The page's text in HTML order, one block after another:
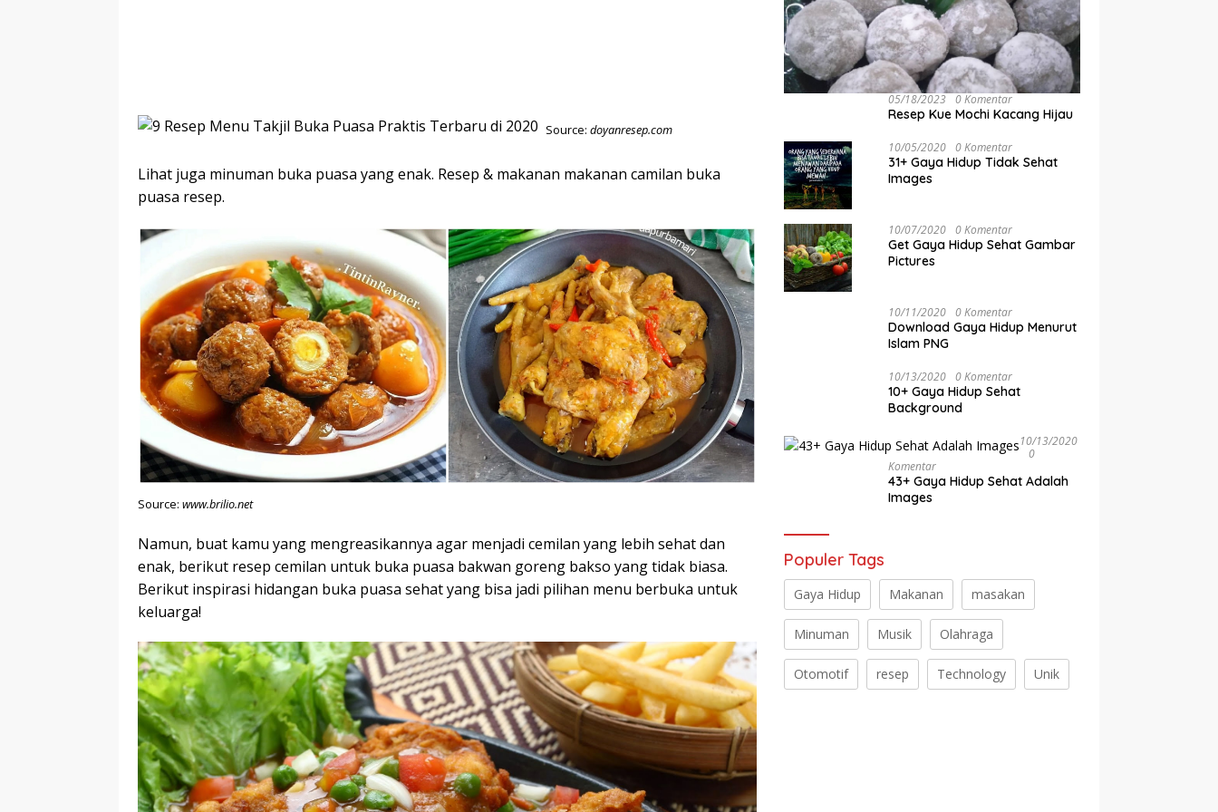
Source: doyanresep.com
Lihat juga minuman buka puasa yang enak. Resep & makanan makanan camilan buka
puasa resep.
Source: www.brilio.net
Namun, buat kamu yang mengreasikannya agar menjadi cemilan yang lebih sehat dan
enak, berikut resep cemilan untuk buka puasa bakwan goreng bakso yang tidak biasa.
Berikut inspirasi hidangan buka puasa sehat yang bisa jadi pilihan menu berbuka untuk
keluarga!
05/18/2023 0 Komentar
Resep Kue Mochi Kacang Hijau
10/05/2020 0 Komentar
31+ Gaya Hidup Tidak Sehat
Images
10/07/2020 0 Komentar
Get Gaya Hidup Sehat Gambar
Pictures
10/11/2020 0 Komentar
Download Gaya Hidup Menurut
Islam PNG
10/13/2020 0 Komentar
10+ Gaya Hidup Sehat
Background
10/13/2020
0
Komentar
43+ Gaya Hidup Sehat Adalah
Images
Populer Tags
Gaya Hidup Makanan masakan
Minuman Musik Olahraga
Otomotif resep Technology Unik